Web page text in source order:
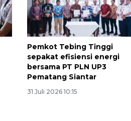
Pemkot Tebing Tinggi
sepakat efisiensi energi
bersama PT PLN UP3
Pematang Siantar
31 Juli 2026 10:15